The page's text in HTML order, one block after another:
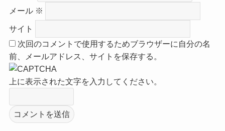
メール ※
サイト
次回のコメントで使用するためブラウザーに自分の名
前、メールアドレス、サイトを保存する。
上に表示された文字を入力してください。